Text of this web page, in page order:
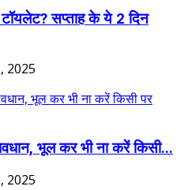
सप्ताह के ये 2 दिन
2025
भूल कर भी ना करें किसी...
2025